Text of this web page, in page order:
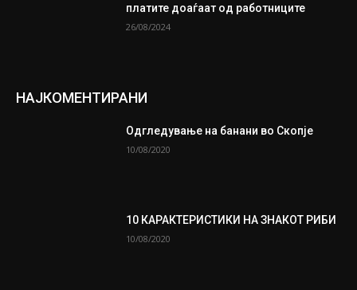
платите доаѓаат од работниците
26/08/2024
НАЈКОМЕНТИРАНИ
Одгледување на банани во Скопје
10/08/2020
10 КАРАКТЕРИСТИКИ НА ЗНАКОТ РИБИ
10/08/2020